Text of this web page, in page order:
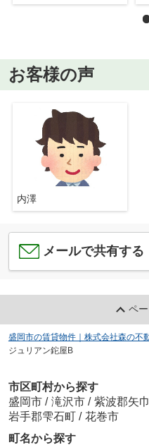
お客様の声
内澤
メールで共有する
ペ
盛岡市の賃貸物件｜株式会社森の不
ジュリアン鉈屋B
市区町村から探す
盛岡市 / 滝沢市 / 紫波郡矢
岩手郡雫石町 / 花巻市
町名から探す